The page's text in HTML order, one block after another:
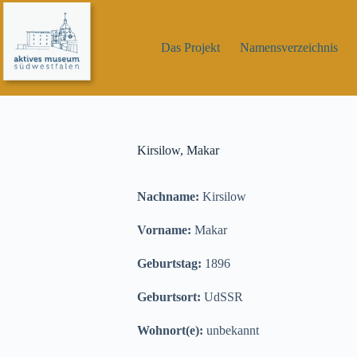
Zum
springen
Das Projekt
Namensverzeichnis
Kirsilow, Makar
Nachname: Kirsilow
Vorname: Makar
Geburtstag: 1896
Geburtsort: UdSSR
Wohnort(e): unbekannt